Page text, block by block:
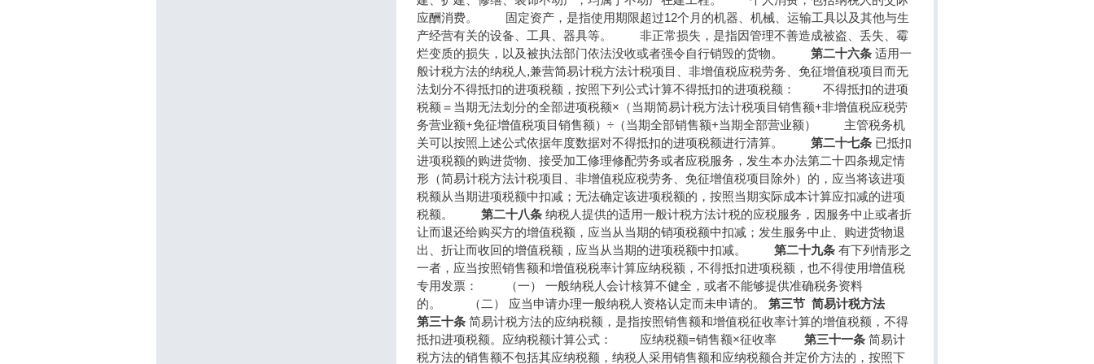
应酬消费。 固定资产，是指使用期限超过12个月的机器、机械、运输工具以及其他与生
产经营有关的设备、工具、器具等。 非正常损失，是指因管理不善造成被盗、丢失、霉
烂变质的损失，以及被执法部门依法没收或者强令自行销毁的货物。 第二十六条 适用一
般计税方法的纳税人,兼营简易计税方法计税项目、非增值税应税劳务、免征增值税项目而无
法划分不得抵扣的进项税额，按照下列公式计算不得抵扣的进项税额： 不得抵扣的进项
税额＝当期无法划分的全部进项税额×（当期简易计税方法计税项目销售额+非增值税应税劳
务营业额+免征增值税项目销售额）÷（当期全部销售额+当期全部营业额） 主管税务机
关可以按照上述公式依据年度数据对不得抵扣的进项税额进行清算。 第二十七条 已抵扣
进项税额的购进货物、接受加工修理修配劳务或者应税服务，发生本办法第二十四条规定情
形（简易计税方法计税项目、非增值税应税劳务、免征增值税项目除外）的，应当将该进项
税额从当期进项税额中扣减；无法确定该进项税额的，按照当期实际成本计算应扣减的进项
税额。 第二十八条 纳税人提供的适用一般计税方法计税的应税服务，因服务中止或者折
让而退还给购买方的增值税额，应当从当期的销项税额中扣减；发生服务中止、购进货物退
出、折让而收回的增值税额，应当从当期的进项税额中扣减。 第二十九条 有下列情形之
一者，应当按照销售额和增值税税率计算应纳税额，不得抵扣进项税额，也不得使用增值税
专用发票： （一） 一般纳税人会计核算不健全，或者不能够提供准确税务资料
的。 （二） 应当申请办理一般纳税人资格认定而未申请的。 第三节 简易计税方法
第三十条 简易计税方法的应纳税额，是指按照销售额和增值税征收率计算的增值税额，不得
抵扣进项税额。应纳税额计算公式： 应纳税额=销售额×征收率 第三十一条 简易计
税方法的销售额不包括其应纳税额，纳税人采用销售额和应纳税额合并定价方法的，按照下